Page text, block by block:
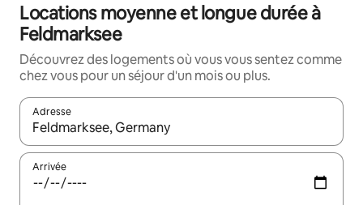
Locations moyenne et longue durée à
Feldmarksee
Découvrez des logements où vous vous sentez comme
chez vous pour un séjour d'un mois ou plus.
Adresse
Lorsque les résultats s'affichent, utilisez les flèches vers le
Arrivée